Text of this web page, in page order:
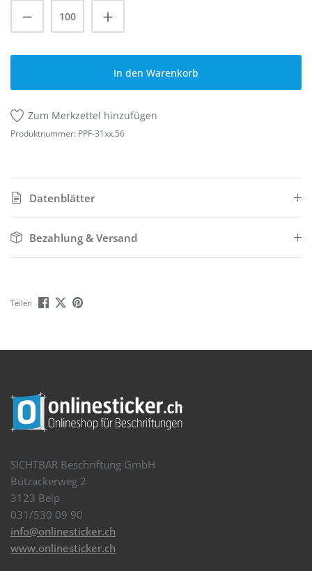
Produkt Anzahl: Gib den gewünschten
In den Warenkorb
Zum Merkzettel hinzufügen
Produktnummer: PPF-31xx.56
Datenblätter
Bezahlung & Versand
Teilen
SICHTBAR Beschriftung GmbH
Bützackerweg 2
3123 Belp
031/530 09 90
info@onlinesticker.ch
www.onlinesticker.ch